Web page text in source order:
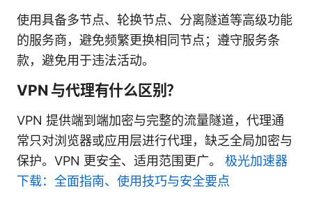
使用具备多节点、轮换节点、分离隧道等高级功能
的服务商，避免频繁更换相同节点；遵守服务条
款，避免用于违法活动。
VPN 与代理有什么区别？
VPN 提供端到端加密与完整的流量隧道，代理通
常只对浏览器或应用层进行代理，缺乏全局加密与
保护。VPN 更安全、适用范围更广。 极光加速器
下载：全面指南、使用技巧与安全要点